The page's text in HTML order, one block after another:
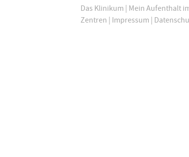
Das Klinikum Mein Aufenthalt
Zentren Impressum